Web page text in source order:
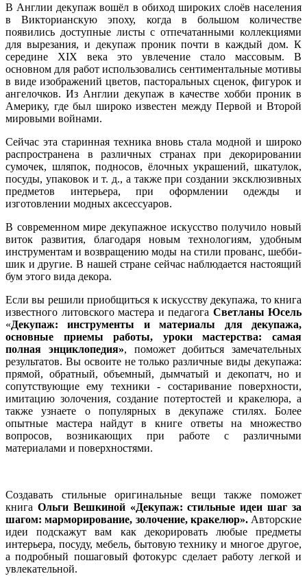
В Англии декупаж вошёл в обиход широких слоёв населения
в Викторианскую эпоху, когда в большом количестве
появились доступные листы с отпечатанными коллекциями
для вырезания, и декупаж проник почти в каждый дом. К
середине XIX века это увлечение стало массовым. В
основном для работ использовались сентиментальные мотивы
в виде изображений цветов, пасторальных сценок, фигурок и
ангелочков. Из Англии декупаж в качестве хобби проник в
Америку, где был широко известен между Первой и Второй
мировыми войнами.
Сейчас эта старинная техника вновь стала модной и широко
распространена в различных странах при декорировании
сумочек, шляпок, подносов, ёлочных украшений, шкатулок,
посуды, упаковок и т. д., а также при создании эксклюзивных
предметов интерьера, при оформлении одежды и
изготовлении модных аксессуаров.
В современном мире декупажное искусство получило новый
виток развития, благодаря новым технологиям, удобным
инструментам и возвращению моды на стили прованс, шебби-
шик и другие. В нашей стране сейчас наблюдается настоящий
бум этого вида декора.
Если вы решили приобщиться к искусству декупажа, то книга
известного литовского мастера и педагога Светланы Юсель
«Декупаж: инструменты и материалы для декупажа,
основные приемы работы, уроки мастерства: самая
полная энциклопедия», поможет добиться замечательных
результатов. Вы освоите не только различные виды декупажа:
прямой, обратный, объемный, дымчатый и декопатч, но и
сопутствующие ему техники - состаривание поверхности,
имитацию золочения, создание потертостей и кракелюра, а
также узнаете о популярных в декупаже стилях. Более
опытные мастера найдут в книге ответы на множество
вопросов, возникающих при работе с различными
материалами и поверхностями.
Создавать стильные оригинальные вещи также поможет
книга Ольги Вешкиной «Декупаж: стильные идеи шаг за
шагом: марморирование, золочение, кракелюр». Авторские
идеи подскажут вам как декорировать любые предметы
интерьера, посуду, мебель, бытовую технику и многое другое,
а подробный пошаговый фотокурс сделает работу легкой и
увлекательной.